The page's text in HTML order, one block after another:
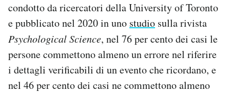
condotto da ricercatori della University of Toronto
e pubblicato nel 2020 in uno studio sulla rivista
Psychological Science, nel 76 per cento dei casi le
persone commettono almeno un errore nel riferire
i dettagli verificabili di un evento che ricordano, e
nel 46 per cento dei casi ne commettono almeno